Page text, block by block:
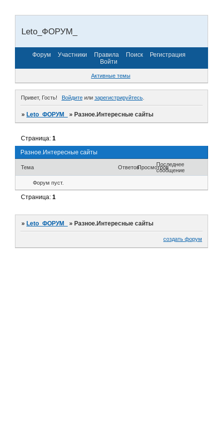
Leto_ФОРУМ_
Форум Участники Правила Поиск
Регистрация
Войти
Активные темы
Привет, Гость! Войдитеили зарегистрируйтесь.
»Leto_ФОРУМ_ »Разное.Интересные сайты
Разное.Интересные сайты
Страница:1
Тема ОтветовПросмотровПоследнее
сообщение
Форум пуст.
Страница:1
»Leto_ФОРУМ_ »Разное.Интересные сайты
создать форум